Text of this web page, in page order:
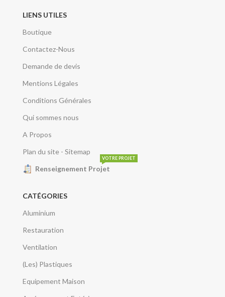
LIENS UTILES
Boutique
Contactez-Nous
Demande de devis
Mentions Légales
Conditions Générales
Qui sommes nous
A Propos
Plan du site - Sitemap
Renseignement Projet
VOTRE PROJET
CATÉGORIES
Aluminium
Restauration
Ventilation
(Les) Plastiques
Equipement Maison